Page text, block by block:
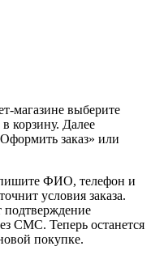
магазине выберите
корзину. Далее
заказ» или
ФИО, телефон и
условия заказа.
подтверждение
СМС. Теперь останется
покупке.